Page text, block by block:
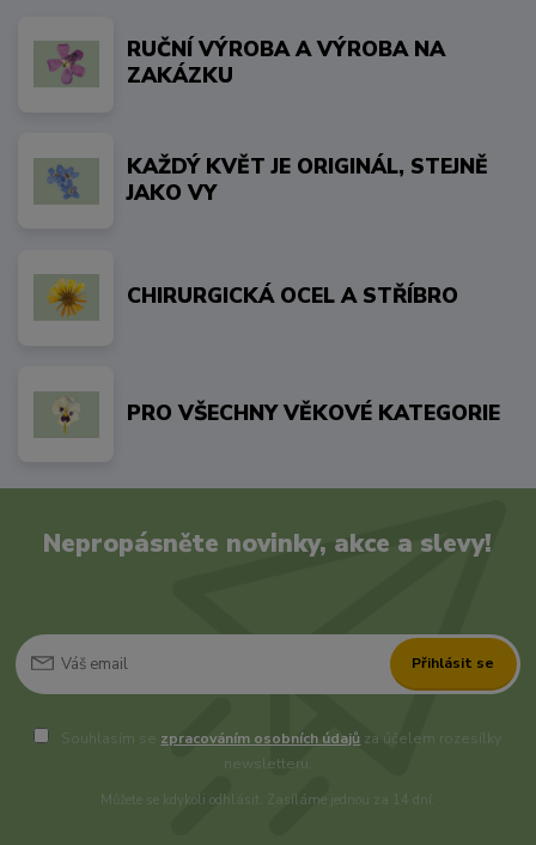
RUČNÍ VÝROBA A VÝROBA NA
ZAKÁZKU
KAŽDÝ KVĚT JE ORIGINÁL, STEJNĚ
JAKO VY
CHIRURGICKÁ OCEL A STŘÍBRO
PRO VŠECHNY VĚKOVÉ KATEGORIE
Nepropásněte novinky, akce a slevy!
Přihlásit se
Souhlasím se zpracováním osobních údajů za účelem rozesílky
newsletteru.
Můžete se kdykoli odhlásit. Zasíláme jednou za 14 dní.